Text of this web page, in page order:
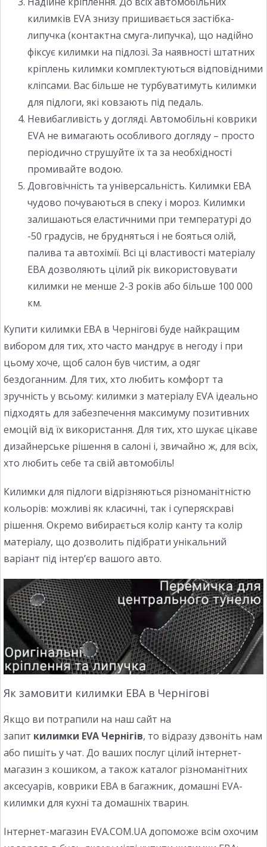
килимків EVA знизу пришивається застібка-
липучка (контактна смуга-липучка), що надійно
фіксує килимки на підлозі. За наявності штатних
кріплень килимки комплектуються відповідними
кліпсами. Вас більше не турбуватимуть килимки
для підлоги, які ковзають під педаль.
Невибагливість у догляді. Автомобільні коврики
EVA не вимагають особливого догляду – просто
періодично струшуйте їх та за необхідності
промивайте водою.
Довговічність та універсальність. Килимки ЕВА
чудово почуваються в спеку і мороз. Килимки
залишаються еластичними при температурі до
-50 градусів, не брудняться і не бояться олій,
палива та автохімії. Всі ці властивості матеріалу
ЕВА дозволяють цілий рік використовувати
килимки не менше 2-3 років або більше 100 000
км.
Купити килимки ЕВА в Чернігові буде найкращим
вибором для тих, хто часто мандрує в негоду і при
цьому хоче, щоб салон був чистим, а одяг
бездоганним. Для тих, хто любить комфорт та
зручність у всьому: килимки з матеріалу EVA ідеально
підходять для забезпечення максимуму позитивних
емоцій від їх використання. Для тих, хто шукає цікаве
дизайнерське рішення в салоні і, звичайно ж, для всіх,
хто любить себе та свій автомобіль!
Килимки для підлоги відрізняються різноманітністю
кольорів: можливі як класичні, так і суперяскраві
рішення. Окремо вибирається колір канту та колір
матеріалу, що дозволить підібрати унікальний
варіант під інтер’єр вашого авто.
Як замовити килимки ЕВА в Чернігові
Якщо ви потрапили на наш сайт на
запит килимки EVA Чернігів, то відразу дзвоніть нам
або пишіть у чат. До ваших послуг цілий інтернет-
магазин з кошиком, а також каталог різноманітних
аксесуарів, коврики ЕВА в багажник, домашні EVA-
килимки для кухні та домашніх тварин.
Інтернет-магазин EVA.COM.UA допоможе всім охочим